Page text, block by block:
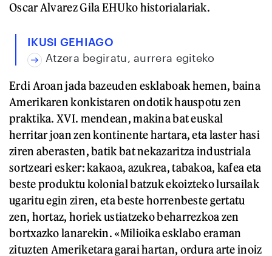
Oscar Alvarez Gila EHUko historialariak.
IKUSI GEHIAGO
Atzera begiratu, aurrera egiteko
Erdi Aroan jada bazeuden esklaboak hemen, baina
Amerikaren konkistaren ondotik hauspotu zen
praktika. XVI. mendean, makina bat euskal
herritar joan zen kontinente hartara, eta laster hasi
ziren aberasten, batik bat nekazaritza industriala
sortzeari esker: kakaoa, azukrea, tabakoa, kafea eta
beste produktu kolonial batzuk ekoizteko lursailak
ugaritu egin ziren, eta beste horrenbeste gertatu
zen, hortaz, horiek ustiatzeko beharrezkoa zen
bortxazko lanarekin. «Milioika esklabo eraman
zituzten Ameriketara garai hartan, ordura arte inoiz